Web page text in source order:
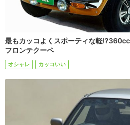
最もカッコよくスポーティな軽
フロンテクーペ
オシャレ カッコいい